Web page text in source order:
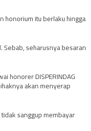
honorium itu berlaku hingga
Sebab, seharusnya besaran
honorer DISPERINDAG
akan menyerap
sanggup membayar